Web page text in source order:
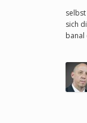
sich
banal